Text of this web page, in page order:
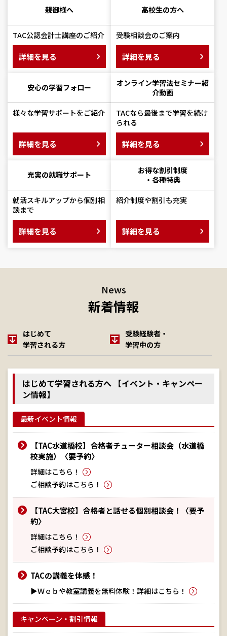
親御様へ
TAC公認会計士講座のご紹介
詳細を見る
高校生の方へ
受験相談会のご案内
詳細を見る
安心の学習フォロー
様々な学習サポートをご紹介
詳細を見る
オンライン学習法セミナー紹
介動画
TACなら最後まで学習を続け
られる
詳細を見る
充実の就職サポート
就活スキルアップから個別相
談まで
詳細を見る
お得な割引制度
・各種特典
紹介制度や割引も充実
詳細を見る
News
新着情報
はじめて
学習される方
受験経験者・
学習中の方
はじめて学習される方へ 【イベント・キャンペー
ン情報】
最新イベント情報
【TAC水道橋校】合格者チューター相談会（水道橋
校実施）〈要予約〉
詳細はこちら！
ご相談予約はこちら！
【TAC大宮校】合格者と話せる個別相談会！〈要予
約〉
詳細はこちら！
ご相談予約はこちら！
TACの講義を体感！
▶Ｗｅｂや教室講義を無料体験！詳細はこちら！
キャンペーン・割引情報